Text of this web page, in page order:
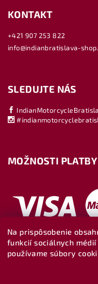
Na prispôsobenie
funkcií sociálnych
používame súbory
KONTAKT
+421 907 253 822
info@indianbratislava-
SLEDUJTE NÁS
MOŽNOSTI PLATBY